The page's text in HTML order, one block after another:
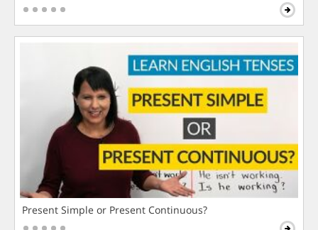
Present Simple or Present Continuous?